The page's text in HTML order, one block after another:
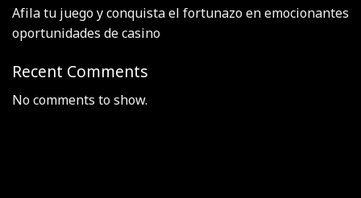
Afila tu juego y conquista el fortunazo en emocionantes
oportunidades de casino
Recent Comments
No comments to show.